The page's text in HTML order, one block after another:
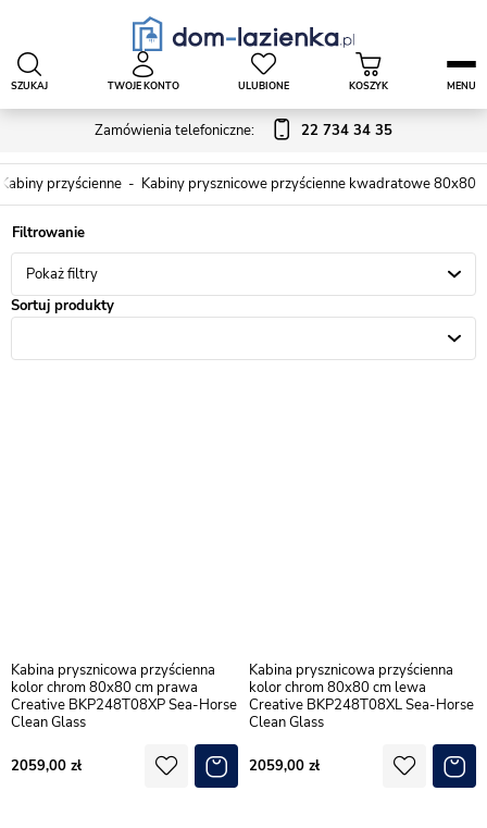
Zamówienia telefoniczne: 22 734 34 35
SZUKAJ TWOJE KONTO ULUBIONE KOSZYK MENU
Kabiny przyścienne Kabiny prysznicowe przyścienne kwadratowe 80x80
Pokaż filtry
Sortuj produkty
Kabina prysznicowa przyścienna
kolor chrom 80x80 cm prawa
Creative BKP248T08XP Sea-Horse
Clean Glass
2059,00
Kabina prysznicowa przyścienna
kolor chrom 80x80 cm lewa
Creative BKP248T08XL Sea-Horse
Clean Glass
2059,00